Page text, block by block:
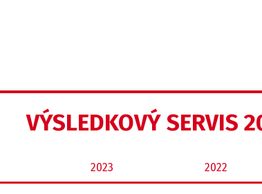
VÝSLEDKOVÝ SERVIS
2023 2022